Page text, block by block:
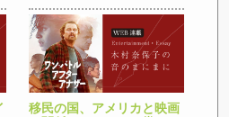
移民の国、アメリカと映画